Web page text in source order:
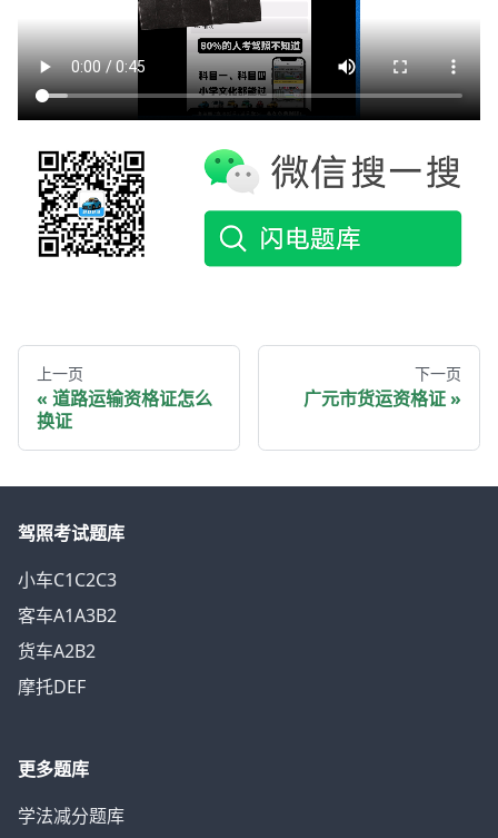
上一页
道路运输资格证怎么
换证
下一页
广元市货运资格证
驾照考试题库
小车C1C2C3
客车A1A3B2
货车A2B2
摩托DEF
更多题库
学法减分题库